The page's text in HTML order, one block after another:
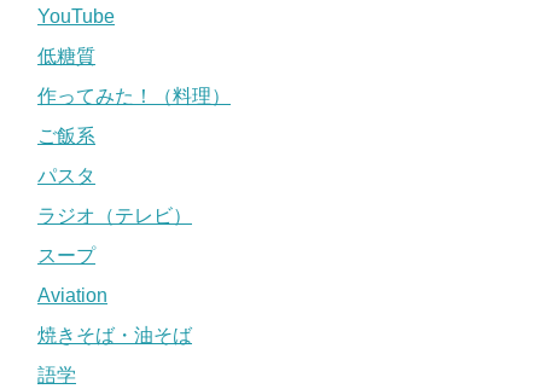
YouTube
低糖質
作ってみた！（料理）
ご飯系
パスタ
ラジオ（テレビ）
スープ
Aviation
焼きそば・油そば
語学